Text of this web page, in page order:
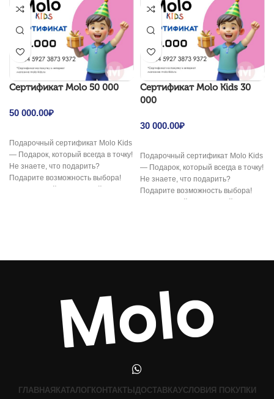
Cертификат Molo 50 000
50 000.00₽
Подарочный сертификат Molo Kids
— Подарок, который всегда в точку!
Не знаете, что подарить?
Подарите возможность выбора!
Электронный подарочный
Cертификат Molo Kids 30
000
30 000.00₽
Подарочный сертификат Molo Kids
— Подарок, который всегда в точку!
Не знаете, что подарить?
Подарите возможность выбора!
Электронный подарочный
ГЛАВНАЯ КАТАЛОГКОНТАКТЫ ДОСТАВКАУСЛОВИЯ ПОКУПКИ